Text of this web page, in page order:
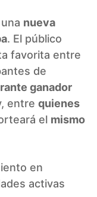
nueva
. El público
favorita entre
de
ganador
entre quienes
el mismo
en
activas